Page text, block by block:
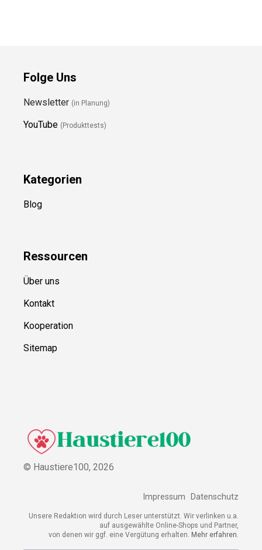
Folge Uns
Newsletter (in Planung)
YouTube (Produkttests)
Kategorien
Blog
Ressourcen
Über uns
Kontakt
Kooperation
Sitemap
© Haustiere100, 2026
Impressum Datenschutz
Unsere Redaktion wird durch Leser unterstützt. Wir verlinken u.a.
auf ausgewählte Online-Shops und Partner,
von denen wir ggf. eine Vergütung erhalten. Mehr erfahren.